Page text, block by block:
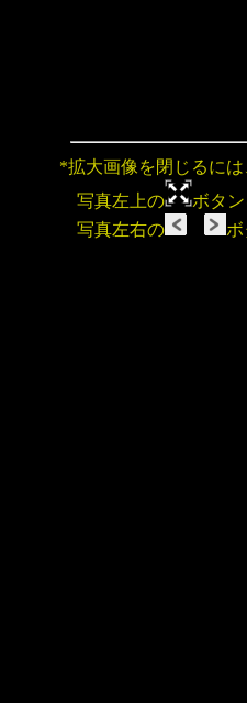
*拡大画像を閉じるに
写真左上の
ボタ
写真左右の